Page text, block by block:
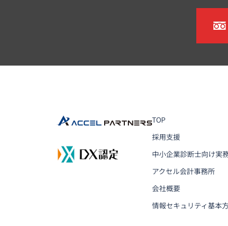
TOP
採用支援
中小企業診断士向け実
アクセル会計事務所
会社概要
情報セキュリティ基本